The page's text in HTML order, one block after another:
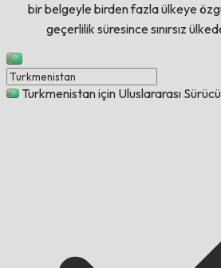
bir belgeyle birden fazla ülkeye
geçerlilik süresince sınırsız
Turkmenistan için Uluslararası